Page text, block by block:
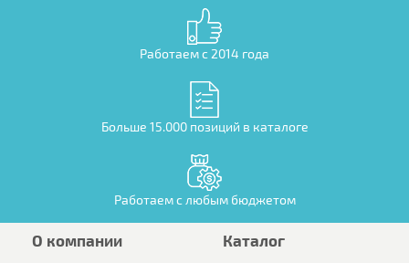
Работаем с 2014 года
Больше 15.000 позиций в каталоге
Работаем с любым бюджетом
О компании Каталог